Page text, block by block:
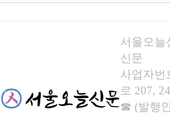
서울오늘
신문
사업자번
로 207,
☎ (발행인